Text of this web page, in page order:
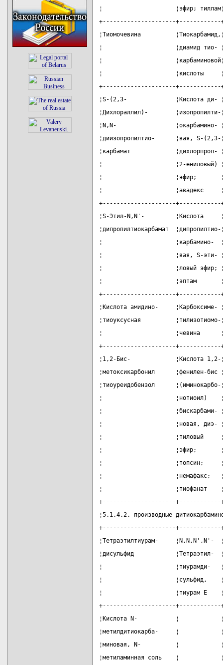
¦                     ¦эфир;
+---------------------+------------
¦Тиомочевина
¦                     ¦диамид
¦
¦                     ¦кислоты
+---------------------+------------
¦S-(2,3-              ¦Кислота ди-
¦Дихлораллил)-
¦N,N-
¦диизопропилтио-      ¦вая,
¦карбамат
¦                     ¦2-
¦                     ¦эфир;
¦                     ¦авадекс
+---------------------+------------
¦S-Этил-N,N'-         ¦Кислота
¦дипропилтиокарбамат
¦
¦                     ¦вая, S-
¦                     ¦ловый
¦                     ¦эптам
+---------------------+------------
¦Кислота амидино-
¦тиоуксусная
¦                     ¦чевина
+---------------------+------------
¦1,2-Бис-             ¦Кислота
¦метоксикарбонил
¦тиоуреидобензол
¦                     ¦нотиоил)
¦
¦                     ¦новая,
¦                     ¦тиловый
¦                     ¦эфир;
¦                     ¦топсин;
¦
¦                     ¦тиофанат
+---------------------+------------
¦5.1.4.2. производные
+---------------------+------------
¦Тетраэтилтиурам-
¦дисульфид
¦
¦                     ¦сульфид,
¦                     ¦тиурам Е
+---------------------+------------
¦Кислота N-           ¦
¦метилдитиокарба-     ¦
¦миновая, N-          ¦
¦метиламинная соль    ¦